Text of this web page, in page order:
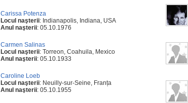
Carissa Potenza
Locul naşterii: Indianapolis, Indiana, USA
Anul naşterii: 05.10.1976
Carmen Salinas
Locul naşterii: Torreon, Coahuila, Mexico
Anul naşterii: 05.10.1933
Caroline Loeb
Locul naşterii: Neuilly-sur-Seine, Franța
Anul naşterii: 05.10.1955